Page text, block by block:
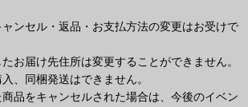
ンセル・返品・お支払方法の変更はお受けで
お届け先住所は変更することができません。
、同梱発送はできません。
品をキャンセルされた場合は、今後のイベン